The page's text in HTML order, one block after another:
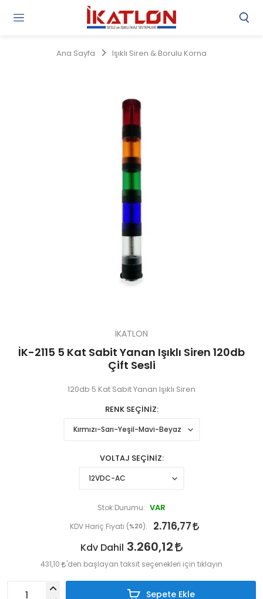
Ana Sayfa Işıklı Siren & Borulu Korna
İKATLON
İK-2115 5 Kat Sabit Yanan Işıklı Siren 120db
Çift Sesli
120db 5 Kat Sabit Yanan Işıklı Siren
RENK SEÇİNİZ
VOLTAJ SEÇİNİZ
Stok Durumu: VAR
KDV Hariç Fiyatı (%20 ): 2.716,77
Kdv Dahil 3.260,12
431,10 'den başlayan taksit seçenekleri için tıklayın
Sepete Ekle